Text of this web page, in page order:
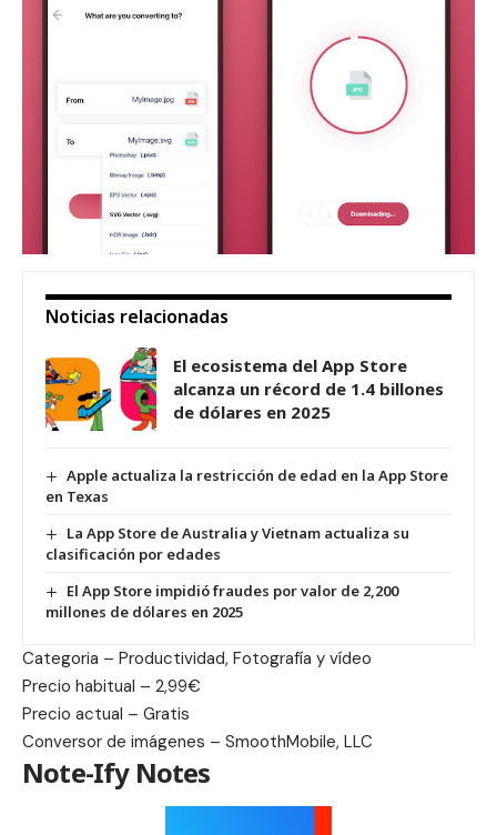
Noticias relacionadas
El ecosistema del App Store
alcanza un récord de 1.4 billones
de dólares en 2025
Apple actualiza la restricción de edad en la App Store
en Texas
La App Store de Australia y Vietnam actualiza su
clasificación por edades
El App Store impidió fraudes por valor de 2,200
millones de dólares en 2025
Categoria – Productividad, Fotografía y vídeo
Precio habitual – 2,99€
Precio actual – Gratis
Conversor de imágenes – SmoothMobile, LLC
Note-Ify Notes